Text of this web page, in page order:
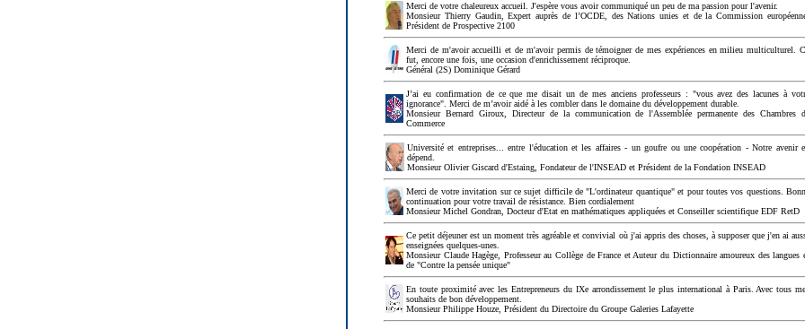
Merci de votre chaleureux accueil. J'espère vous avoir communiqué un peu de ma passion pour l'avenir.
Monsieur Thierry Gaudin, Expert auprès de l’OCDE, des Nations unies et de la Commission
Président de Prospective 2100
Merci de m'avoir accueilli et de m'avoir permis de témoigner de mes expériences en milieu multiculturel.
fut, encore une fois, une occasion d'enrichissement réciproque.
Général (2S) Dominique Gérard
J’ai eu confirmation de ce que me disait un de mes anciens professeurs : "vous avez des lacunes à
ignorance". Merci de m’avoir aidé à les combler dans le domaine du développement durable.
Monsieur Bernard Giroux, Directeur de la communication de l'Assemblée permanente des Chambres
Commerce
Université et entreprises... entre l'éducation et les affaires - un goufre ou une coopération - Notre avenir
dépend.
Monsieur Olivier Giscard d'Estaing, Fondateur de l'INSEAD et Président de la Fondation INSEAD
Merci de votre invitation sur ce sujet difficile de "L'ordinateur quantique" et pour toutes vos questions.
continuation pour votre travail de résistance. Bien cordialement
Monsieur Michel Gondran, Docteur d'Etat en mathématiques appliquées et Conseiller scientifique EDF RetD
Ce petit déjeuner est un moment très agréable et convivial où j'ai appris des choses, à supposer que j'en ai
enseignées quelques-unes.
Monsieur Claude Hagège, Professeur au Collège de France et Auteur du Dictionnaire amoureux des langues
de "Contre la pensée unique"
En toute proximité avec les Entrepreneurs du IXe arrondissement le plus international à Paris. Avec tous
souhaits de bon développement.
Monsieur Philippe Houze, Président du Directoire du Groupe Galeries Lafayette